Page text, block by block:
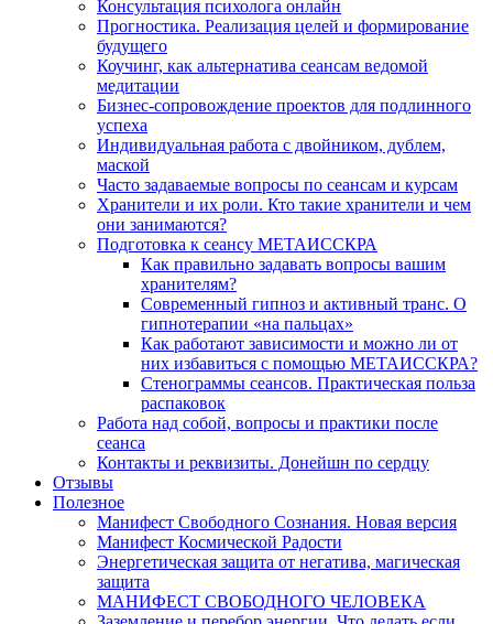
Консультация психолога онлайн
Прогностика. Реализация целей и формирование
будущего
Коучинг, как альтернатива сеансам ведомой
медитации
Бизнес-сопровождение проектов для подлинного
успеха
Индивидуальная работа с двойником, дублем,
маской
Часто задаваемые вопросы по сеансам и курсам
Хранители и их роли. Кто такие хранители и чем
они занимаются?
Подготовка к сеансу МЕТАИССКРА
Как правильно задавать вопросы вашим
хранителям?
Современный гипноз и активный транс. О
гипнотерапии «на пальцах»
Как работают зависимости и можно ли от
них избавиться с помощью МЕТАИССКРА?
Стенограммы сеансов. Практическая польза
распаковок
Работа над собой, вопросы и практики после
сеанса
Контакты и реквизиты. Донейшн по сердцу
Отзывы
Полезное
Манифест Свободного Сознания. Новая версия
Манифест Космической Радости
Энергетическая защита от негатива, магическая
защита
МАНИФЕСТ СВОБОДНОГО ЧЕЛОВЕКА